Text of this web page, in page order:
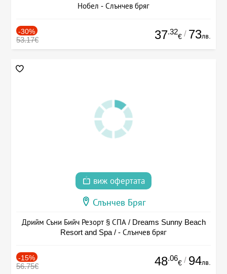
Нобел - Слънчев бряг
-30%
53.17€ 37.32
€ / 73лв.
виж офертата
Слънчев Бряг
Дрийм Съни Бийч Резорт § СПА / Dreams Sunny Beach
Resort and Spa / - Слънчев бряг
-15%
56.75€ 48.06
€ / 94лв.